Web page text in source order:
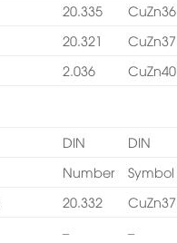
20.335
CuZn36
20.321
CuZn37
2.036 CuZn40
DIN
DIN
Number
Symbol
20.332
–
–